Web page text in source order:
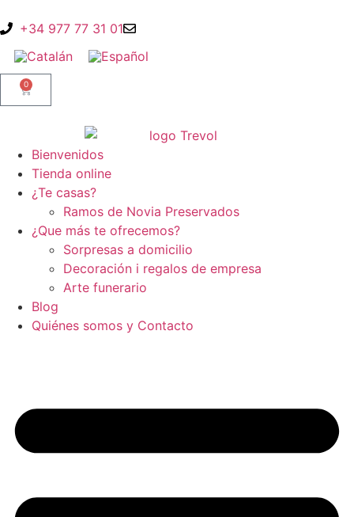
+34 977 77 31 01
0
Bienvenidos
Tienda online
¿Te casas?
Ramos de Novia Preservados
¿Que más te ofrecemos?
Sorpresas a domicilio
Decoración i regalos de empresa
Arte funerario
Blog
Quiénes somos y Contacto